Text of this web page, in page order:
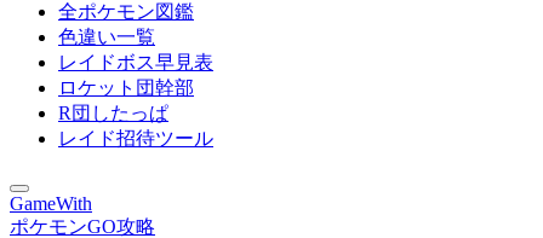
全ポケモン図鑑
色違い一覧
レイドボス早見表
ロケット団幹部
R団したっぱ
レイド招待ツール
GameWith
ポケモンGO攻略